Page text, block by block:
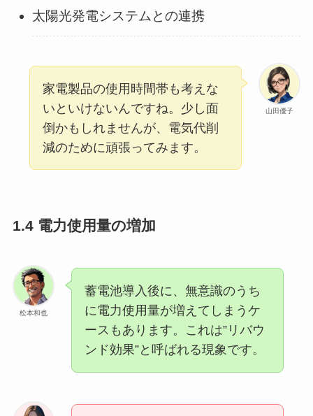
太陽光発電システムとの連携
山田優子
家電製品の使用時間帯も考えな
いといけないんですね。少し面
倒かもしれませんが、電気代削
減のために頑張ってみます。
1.4 電力使用量の増加
松本和也
蓄電池導入後に、無意識のうち
に電力使用量が増えてしまうケ
ースもあります。これは”リバウ
ンド効果”と呼ばれる現象です。